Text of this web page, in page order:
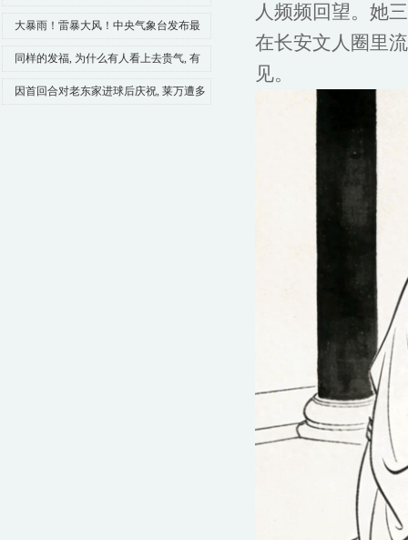
言：丧事从简，谨记父亲的教诲_刘丁_刘涛
大暴雨！雷暴大风！中央气象台发布最
新预警_大皖新闻 | 安徽网
同样的发福, 为什么有人看上去贵气, 有
人却十分土气? 原因在这
因首回合对老东家进球后庆祝, 莱万遭多
人频频回望。她
在长安文人圈里
见。